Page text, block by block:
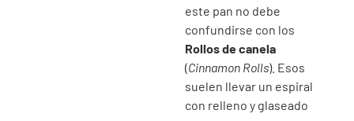
este pan no debe
confundirse con los
Rollos de canela
(Cinnamon Rolls). Esos
suelen llevar un espiral
con relleno y glaseado